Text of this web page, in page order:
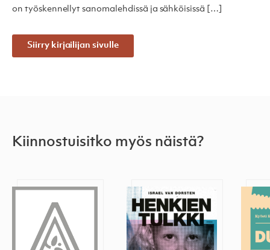
on työskennellyt sanomalehdissä ja sähköisissä […]
Siirry kirjailijan sivulle
Kiinnostuisitko myös näistä?
Palestiina Henkien tulkki